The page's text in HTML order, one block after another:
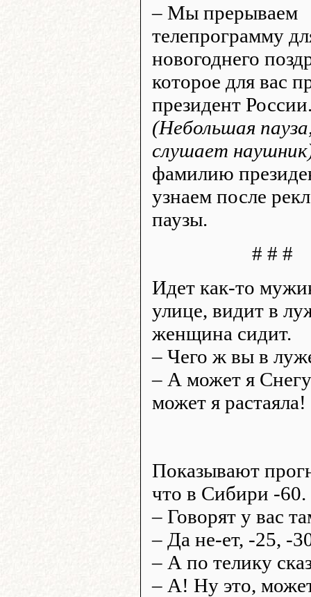
– Мы прерываем
телепрограмму
новогоднего
которое для вас
президент
(Небольшая
слушает
фамилию
узнаем после
паузы.
# # #
Идет как-то
улице, видит в
женщина сидит.
– Чего ж вы в
– А может я
может я растаяла!
Показывают
что в Сибири -60.
– Говорят у вас
– Да не-ет, -25, -
– А по телику
– А! Ну это,